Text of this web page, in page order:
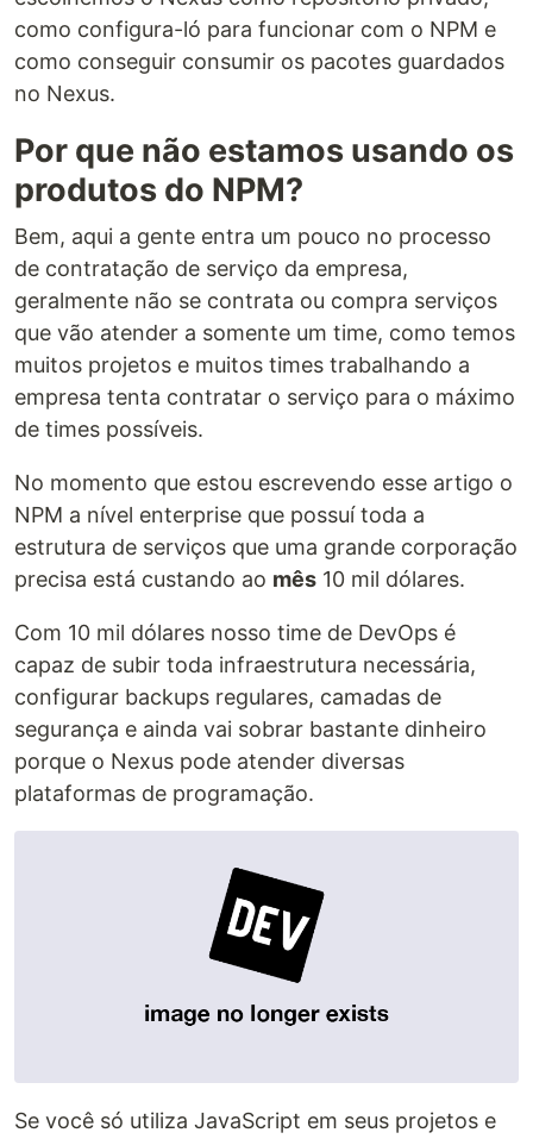
como configura-ló para funcionar com o NPM e
como conseguir consumir os pacotes guardados
no Nexus.
Por que não estamos usando os
produtos do NPM?
Bem, aqui a gente entra um pouco no processo
de contratação de serviço da empresa,
geralmente não se contrata ou compra serviços
que vão atender a somente um time, como temos
muitos projetos e muitos times trabalhando a
empresa tenta contratar o serviço para o máximo
de times possíveis.
No momento que estou escrevendo esse artigo o
NPM a nível enterprise que possuí toda a
estrutura de serviços que uma grande corporação
precisa está custando ao mês 10 mil dólares.
Com 10 mil dólares nosso time de DevOps é
capaz de subir toda infraestrutura necessária,
configurar backups regulares, camadas de
segurança e ainda vai sobrar bastante dinheiro
porque o Nexus pode atender diversas
plataformas de programação.
Se você só utiliza JavaScript em seus projetos e